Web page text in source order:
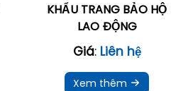
KHẨU TRANG BẢO HỘ
LAO ĐỘNG
Giá: Liên hệ
Xem thêm